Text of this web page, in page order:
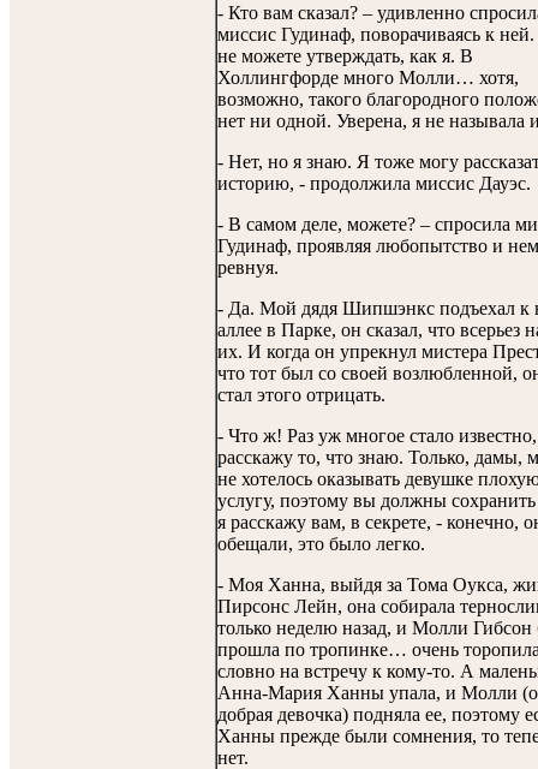
- Кто вам сказал? – удивленно
миссис Гудинаф, поворачиваясь к
не можете утверждать, как я. В
Холлингфорде много Молли… хотя,
возможно, такого благородного
нет ни одной. Уверена, я не называла
- Нет, но я знаю. Я тоже могу
историю, - продолжила миссис Дауэс.
- В самом деле, можете? – спросила
Гудинаф, проявляя любопытство и
ревнуя.
- Да. Мой дядя Шипшэнкс подъехал к
аллее в Парке, он сказал, что всерьез
их. И когда он упрекнул мистера
что тот был со своей возлюбленной,
стал этого отрицать.
- Что ж! Раз уж многое стало
расскажу то, что знаю. Только, дамы,
не хотелось оказывать девушке
услугу, поэтому вы должны сохранить
я расскажу вам, в секрете, - конечно,
обещали, это было легко.
- Моя Ханна, выйдя за Тома Оукса,
Пирсонс Лейн, она собирала
только неделю назад, и Молли Гибсон
прошла по тропинке… очень
словно на встречу к кому-то. А
Анна-Мария Ханны упала, и Молли
добрая девочка) подняла ее, поэтому
Ханны прежде были сомнения, то
нет.